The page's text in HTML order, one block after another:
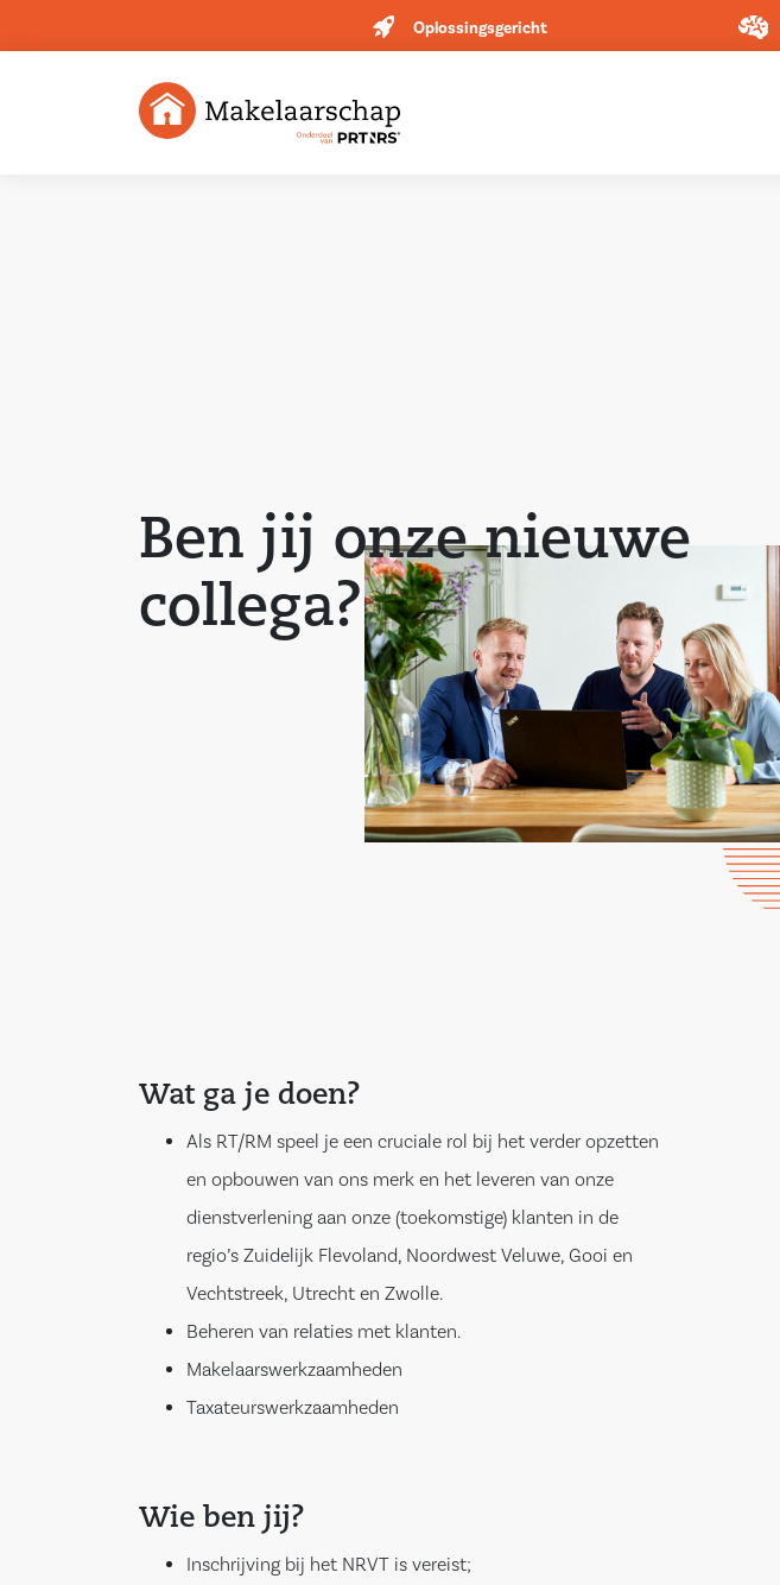
Oplossingsgericht
Ben jij onze nieuwe
collega?
Wat ga je doen?
Als RT/RM speel je een cruciale rol bij het verder opzetten
en opbouwen van ons merk en het leveren van onze
dienstverlening aan onze (toekomstige) klanten in de
regio’s Zuidelijk Flevoland, Noordwest Veluwe, Gooi en
Vechtstreek, Utrecht en Zwolle.
Beheren van relaties met klanten.
Makelaarswerkzaamheden
Taxateurswerkzaamheden
Wie ben jij?
Inschrijving bij het NRVT is vereist;